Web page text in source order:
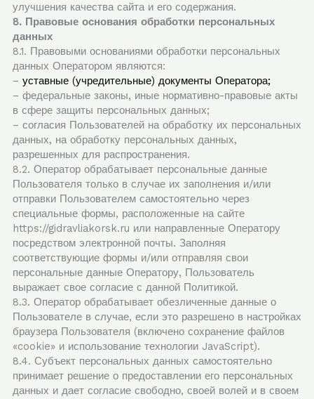
улучшения качества сайта и его содержания.
8. Правовые основания обработки персональных
данных
8.1. Правовыми основаниями обработки персональных
данных Оператором являются:
– уставные (учредительные) документы Оператора;
– федеральные законы, иные нормативно-правовые акты
в сфере защиты персональных данных;
– согласия Пользователей на обработку их персональных
данных, на обработку персональных данных,
разрешенных для распространения.
8.2. Оператор обрабатывает персональные данные
Пользователя только в случае их заполнения и/или
отправки Пользователем самостоятельно через
специальные формы, расположенные на сайте
https://gidravliakorsk.ru или направленные Оператору
посредством электронной почты. Заполняя
соответствующие формы и/или отправляя свои
персональные данные Оператору, Пользователь
выражает свое согласие с данной Политикой.
8.3. Оператор обрабатывает обезличенные данные о
Пользователе в случае, если это разрешено в настройках
браузера Пользователя (включено сохранение файлов
«cookie» и использование технологии JavaScript).
8.4. Субъект персональных данных самостоятельно
принимает решение о предоставлении его персональных
данных и дает согласие свободно, своей волей и в своем